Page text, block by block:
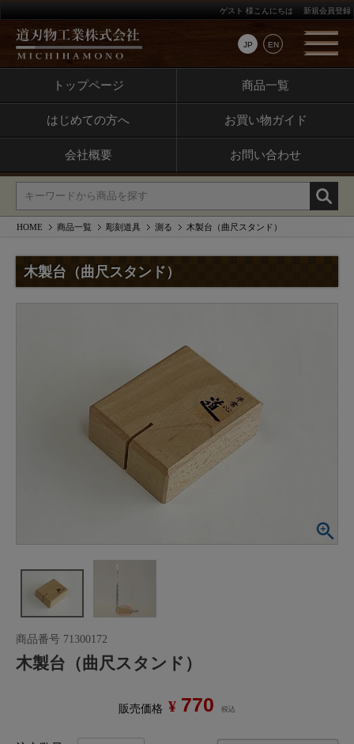
JP EN
ゲスト 様こんにちは 新規会員登録
トップページ 商品一覧
はじめての方へ お買い物ガイド
会社概要 お問い合わせ
HOME 商品一覧 彫刻道具 測る 木製台（曲尺スタンド）
木製台（曲尺スタンド）
商品番号 71300172
木製台（曲尺スタンド）
販売価格 ¥ 770 税込